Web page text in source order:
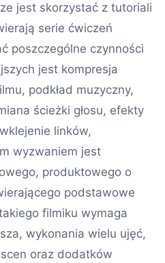
jest skorzystać z tutoriali
serie ćwiczeń
poszczególne czynności
jest kompresja
podkład muzyczny,
ścieżki głosu, efekty
linków,
wyzwaniem jest
produktowego o
podstawowe
filmiku wymaga
wykonania wielu ujęć,
oraz dodatków